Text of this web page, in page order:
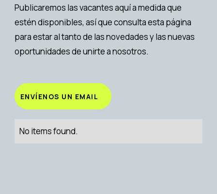
Publicaremos las vacantes aquí a medida que
estén disponibles, así que consulta esta página
para estar al tanto de las novedades y las nuevas
oportunidades de unirte a nosotros.
ENVÍENOS UN EMAIL
No items found.